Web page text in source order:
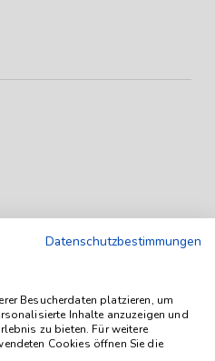
Datenschutzbestimmungen
Besucherdaten platzieren, um
Inhalte anzuzeigen und
zu bieten. Für weitere
Cookies öffnen Sie die